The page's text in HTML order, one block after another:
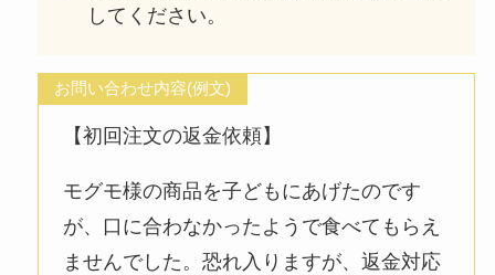
してください。
お問い合わせ内容(例文)
【初回注文の返金依頼】
モグモ様の商品を子どもにあげたのです
が、口に合わなかったようで食べてもらえ
ませんでした。恐れ入りますが、返金対応